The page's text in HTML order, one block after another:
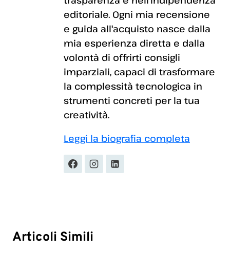
editoriale. Ogni mia recensione
e guida all'acquisto nasce dalla
mia esperienza diretta e dalla
volontà di offrirti consigli
imparziali, capaci di trasformare
la complessità tecnologica in
strumenti concreti per la tua
creatività.
Leggi la biografia completa
Articoli Simili